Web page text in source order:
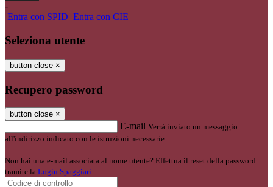
-
Entra con SPID Entra con CIE
Seleziona utente
button close ×
Recupero password
button close ×
E-mail Verrà inviato un messaggio
all'indirizzo indicato con le istruzioni necessarie.
Non hai una e-mail associata al nome utente? Effettua il reset della password
tramite la Login Spaggiari